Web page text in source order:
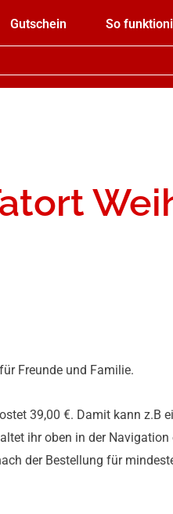
Gutschein So
Freunde und Familie.
39,00 €. Damit kann z.B
ihr oben in der Navigation
der Bestellung für